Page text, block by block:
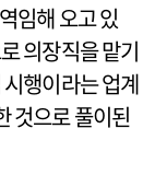
임해 오고 있
의장직을 맡기
행이라는 업계
것으로 풀이된